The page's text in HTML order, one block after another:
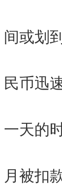
间或划
民币迅
一天的
月被扣